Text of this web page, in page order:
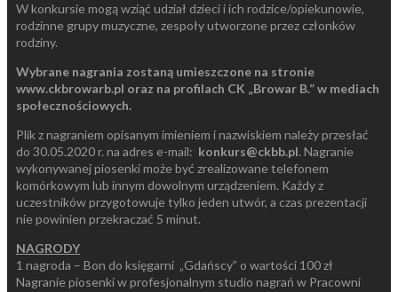
W konkursie mogą wziąć udział dzieci i ich rodzice/opiekunowie,
rodzinne grupy muzyczne, zespoły utworzone przez członków
rodziny.
Wybrane nagrania zostaną umieszczone na stronie
www.ckbrowarb.pl oraz na profilach CK „Browar B.” w mediach
społecznościowych.
Plik z nagraniem opisanym imieniem i nazwiskiem należy przesłać
do 30.05.2020 r. na adres e-mail: konkurs@ckbb.pl. Nagranie
wykonywanej piosenki może być zrealizowane telefonem
komórkowym lub innym dowolnym urządzeniem. Każdy z
uczestników przygotowuje tylko jeden utwór, a czas prezentacji
nie powinien przekraczać 5 minut.
NAGRODY
1 nagroda – Bon do księgarni „Gdańscy” o wartości 100 zł
Nagranie piosenki w profesjonalnym studio nagrań w Pracowni